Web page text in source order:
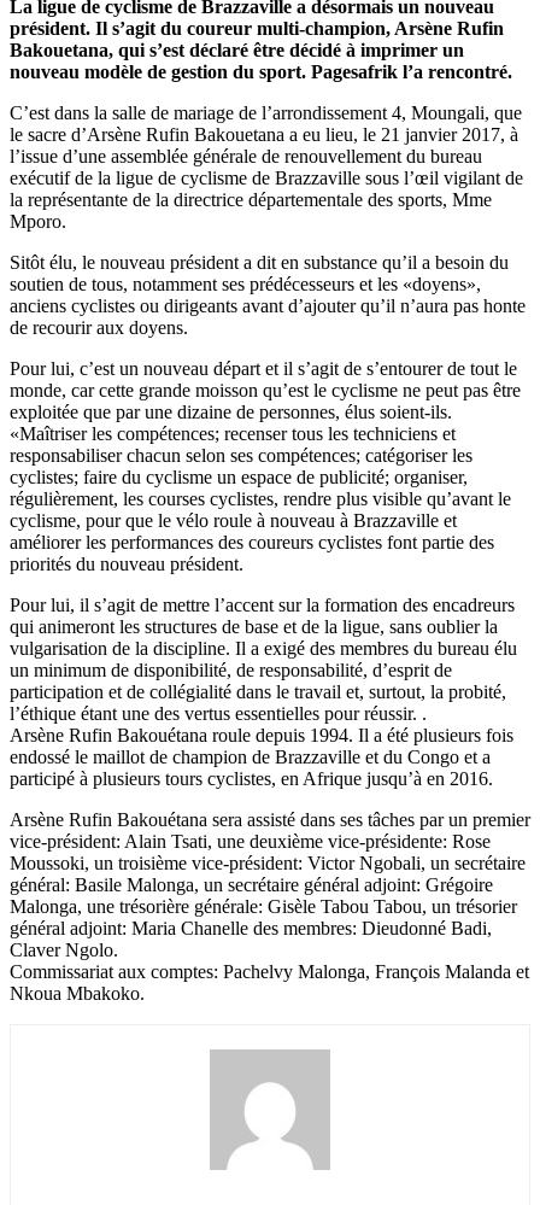
La ligue de cyclisme de Brazzaville a désormais un nouveau
président. Il s’agit du coureur multi-champion, Arsène Rufin
Bakouetana, qui s’est déclaré être décidé à imprimer un
nouveau modèle de gestion du sport. Pagesafrik l’a rencontré.
C’est dans la salle de mariage de l’arrondissement 4, Moungali, que
le sacre d’Arsène Rufin Bakouetana a eu lieu, le 21 janvier 2017, à
l’issue d’une assemblée générale de renouvellement du bureau
exécutif de la ligue de cyclisme de Brazzaville sous l’œil vigilant de
la représentante de la directrice départementale des sports, Mme
Mporo.
Sitôt élu, le nouveau président a dit en substance qu’il a besoin du
soutien de tous, notamment ses prédécesseurs et les «doyens»,
anciens cyclistes ou dirigeants avant d’ajouter qu’il n’aura pas honte
de recourir aux doyens.
Pour lui, c’est un nouveau départ et il s’agit de s’entourer de tout le
monde, car cette grande moisson qu’est le cyclisme ne peut pas être
exploitée que par une dizaine de personnes, élus soient-ils.
«Maîtriser les compétences; recenser tous les techniciens et
responsabiliser chacun selon ses compétences; catégoriser les
cyclistes; faire du cyclisme un espace de publicité; organiser,
régulièrement, les courses cyclistes, rendre plus visible qu’avant le
cyclisme, pour que le vélo roule à nouveau à Brazzaville et
améliorer les performances des coureurs cyclistes font partie des
priorités du nouveau président.
Pour lui, il s’agit de mettre l’accent sur la formation des encadreurs
qui animeront les structures de base et de la ligue, sans oublier la
vulgarisation de la discipline. Il a exigé des membres du bureau élu
un minimum de disponibilité, de responsabilité, d’esprit de
participation et de collégialité dans le travail et, surtout, la probité,
l’éthique étant une des vertus essentielles pour réussir. .
Arsène Rufin Bakouétana roule depuis 1994. Il a été plusieurs fois
endossé le maillot de champion de Brazzaville et du Congo et a
participé à plusieurs tours cyclistes, en Afrique jusqu’à en 2016.
Arsène Rufin Bakouétana sera assisté dans ses tâches par un premier
vice-président: Alain Tsati, une deuxième vice-présidente: Rose
Moussoki, un troisième vice-président: Victor Ngobali, un secrétaire
général: Basile Malonga, un secrétaire général adjoint: Grégoire
Malonga, une trésorière générale: Gisèle Tabou Tabou, un trésorier
général adjoint: Maria Chanelle des membres: Dieudonné Badi,
Claver Ngolo.
Commissariat aux comptes: Pachelvy Malonga, François Malanda et
Nkoua Mbakoko.